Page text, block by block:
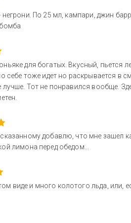
По 25 мл, кампари, джин
для богатых. Вкусный, пьется
себе тоже идет но раскрывается в
Тот не понравился вообще.
добавлю, что мне зашел
лимона перед обедом...
виде и много колотого льда, или,